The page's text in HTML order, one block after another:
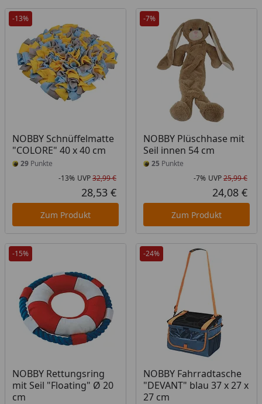
-13%
NOBBY Schnüffelmatte
"COLORE" 40 x 40 cm
29 Punkte
Rabatt in Prozent
-13%
Ursprünglicher Preis
UVP32,99 €
Aktueller Preis
28,53 €
Zum Produkt
-7%
NOBBY Plüschhase mit
Seil innen 54 cm
25 Punkte
-7% UVP25,99 €
24,08 €
Zum Produkt
-15%
NOBBY Rettungsring
mit Seil "Floating" Ø 20
cm
-24%
NOBBY Fahrradtasche
"DEVANT" blau 37 x 27 x
27 cm